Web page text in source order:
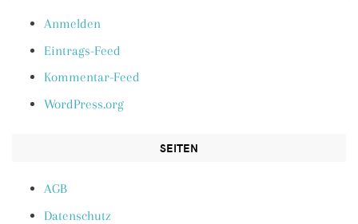
Anmelden
Eintrags-Feed
Kommentar-Feed
WordPress.org
SEITEN
AGB
Datenschutz